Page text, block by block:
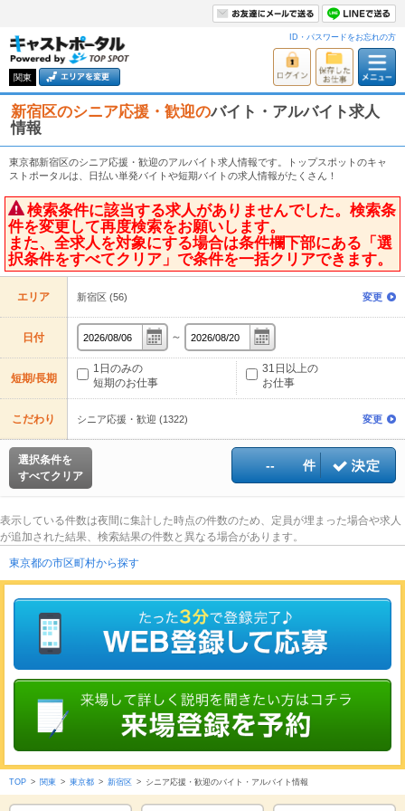
関東
ID・パスワードをお忘れの方
新宿区のシニア応援・歓迎のバイト・アルバイト求人
情報
東京都新宿区のシニア応援・歓迎のアルバイト求人情報です。トップスポットのキャ
ストポータルは、日払い単発バイトや短期バイトの求人情報がたくさん！
検索条件に該当する求人がありませんでした。検索条
件を変更して再度検索をお願いします。
また、全求人を対象にする場合は条件欄下部にある「選
択条件をすべてクリア」で条件を一括クリアできます。
エリア 新宿区 (56) 変更
日付 ～
短期/長期
1日のみの
短期のお仕事
31日以上の
お仕事
こだわり シニア応援・歓迎 (1322) 変更
選択条件を
すべてクリア
-- 件
表示している件数は夜間に集計した時点の件数のため、定員が埋まった場合や求人
が追加された結果、検索結果の件数と異なる場合があります。
東京都の市区町村から探す
TOP > 関東 > 東京都 > 新宿区 > シニア応援・歓迎のバイト・アルバイト情報